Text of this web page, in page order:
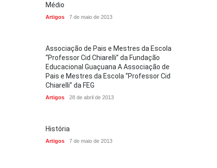
Médio
Artigos 7 de maio de 2013
Associação de Pais e Mestres da Escola
“Professor Cid Chiarelli” da Fundação
Educacional Guaçuana A Associação de
Pais e Mestres da Escola “Professor Cid
Chiarelli” da FEG
Artigos 28 de abril de 2013
História
Artigos 7 de maio de 2013